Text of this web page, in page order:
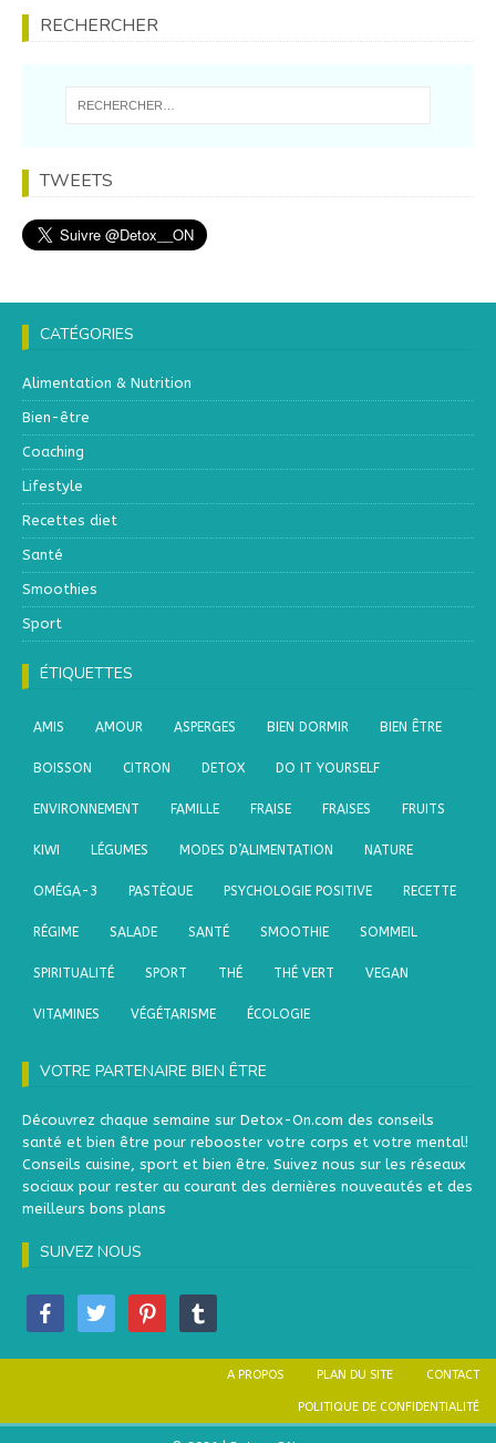
RECHERCHER
TWEETS
CATÉGORIES
Alimentation & Nutrition
Bien-être
Coaching
Lifestyle
Recettes diet
Santé
Smoothies
Sport
ÉTIQUETTES
AMIS AMOUR ASPERGES BIEN DORMIR BIEN ÊTRE
BOISSON CITRON DETOX DO IT YOURSELF
ENVIRONNEMENT FAMILLE FRAISE FRAISES FRUITS
KIWI LÉGUMES MODES D’ALIMENTATION NATURE
OMÉGA-3 PASTÈQUE PSYCHOLOGIE POSITIVE RECETTE
RÉGIME SALADE SANTÉ SMOOTHIE SOMMEIL
SPIRITUALITÉ SPORT THÉ THÉ VERT VEGAN
VITAMINES VÉGÉTARISME ÉCOLOGIE
VOTRE PARTENAIRE BIEN ÊTRE
Découvrez chaque semaine sur Detox-On.com des conseils
santé et bien être pour rebooster votre corps et votre mental!
Conseils cuisine, sport et bien être. Suivez nous sur les réseaux
sociaux pour rester au courant des dernières nouveautés et des
meilleurs bons plans
SUIVEZ NOUS
CONTACT
PLAN DU SITE
A PROPOS
POLITIQUE DE CONFIDENTIALITÉ